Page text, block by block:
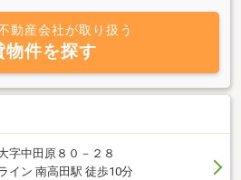
。地元に住み、地元をよく知るスタッ
のいろいろを吟味して、安心な暮らし
高田・糸魚川、上越エリアのことなら
動産会社が取り扱う
物件を探す
字中田原８０－２８
イン 南高田駅 徒歩10分